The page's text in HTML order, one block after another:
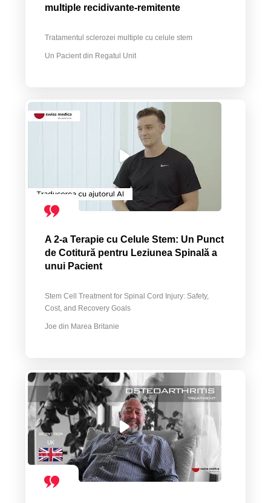
multiple recidivante-remitente
Tratamentul sclerozei multiple cu celule stem
Un Pacient din Regatul Unit
A 2-a Terapie cu Celule Stem: Un Punct
de Cotitură pentru Leziunea Spinală a
unui Pacient
Stem Cell Treatment for Spinal Cord Injury: Safety,
Cost, and Recovery Goals
Joe din Marea Britanie